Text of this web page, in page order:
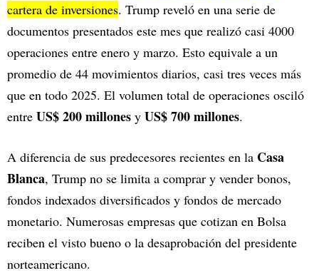
cartera de inversiones. Trump reveló en una serie de
documentos presentados este mes que realizó casi 4000
operaciones entre enero y marzo. Esto equivale a un
promedio de 44 movimientos diarios, casi tres veces más
que en todo 2025. El volumen total de operaciones osciló
entre US$ 200 millones y US$ 700 millones.
A diferencia de sus predecesores recientes en la Casa
Blanca, Trump no se limita a comprar y vender bonos,
fondos indexados diversificados y fondos de mercado
monetario. Numerosas empresas que cotizan en Bolsa
reciben el visto bueno o la desaprobación del presidente
norteamericano.